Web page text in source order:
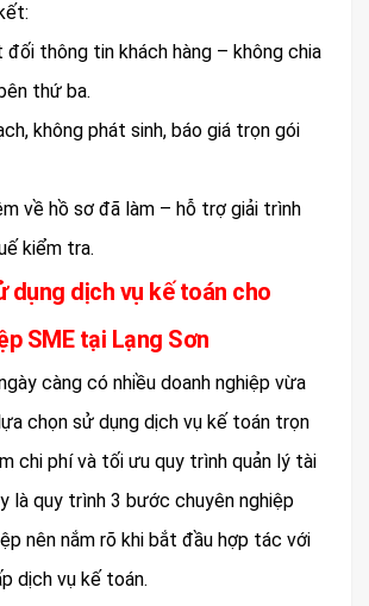
thông tin khách hàng – không chia
thứ ba.
không phát sinh, báo giá trọn gói
về hồ sơ đã làm – hỗ trợ giải trình
kiểm tra.
dụng dịch vụ kế toán cho
SME tại Lạng Sơn
càng có nhiều doanh nghiệp vừa
chọn sử dụng dịch vụ kế toán trọn
chi phí và tối ưu quy trình quản lý tài
là quy trình 3 bước chuyên nghiệp
nên nắm rõ khi bắt đầu hợp tác với
dịch vụ kế toán.